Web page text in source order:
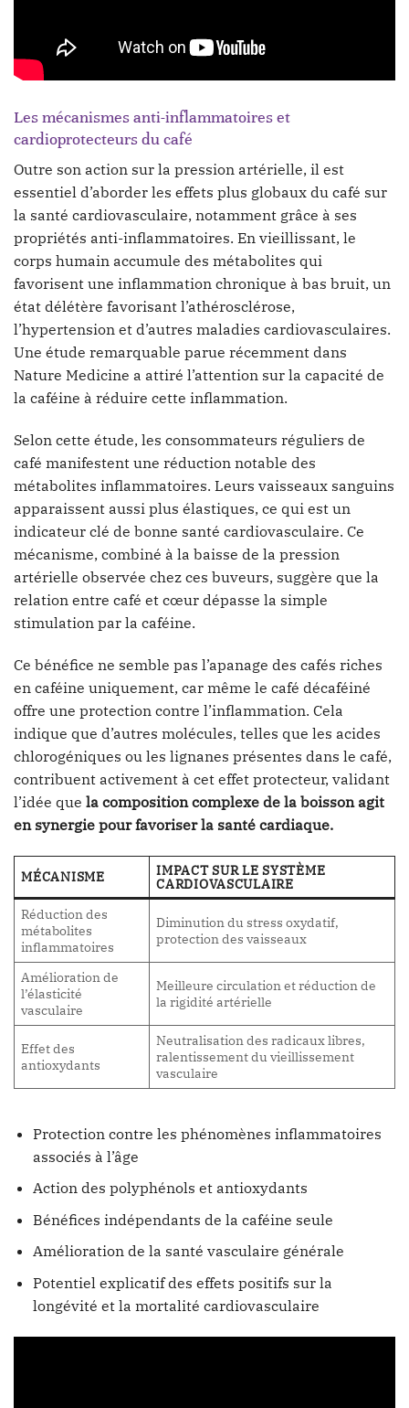
Les mécanismes anti-inflammatoires et
cardioprotecteurs du café
Outre son action sur la pression artérielle, il est
essentiel d’aborder les effets plus globaux du café sur
la santé cardiovasculaire, notamment grâce à ses
propriétés anti-inflammatoires. En vieillissant, le
corps humain accumule des métabolites qui
favorisent une inflammation chronique à bas bruit, un
état délétère favorisant l’athérosclérose,
l’hypertension et d’autres maladies cardiovasculaires.
Une étude remarquable parue récemment dans
Nature Medicine a attiré l’attention sur la capacité de
la caféine à réduire cette inflammation.
Selon cette étude, les consommateurs réguliers de
café manifestent une réduction notable des
métabolites inflammatoires. Leurs vaisseaux sanguins
apparaissent aussi plus élastiques, ce qui est un
indicateur clé de bonne santé cardiovasculaire. Ce
mécanisme, combiné à la baisse de la pression
artérielle observée chez ces buveurs, suggère que la
relation entre café et cœur dépasse la simple
stimulation par la caféine.
Ce bénéfice ne semble pas l’apanage des cafés riches
en caféine uniquement, car même le café décaféiné
offre une protection contre l’inflammation. Cela
indique que d’autres molécules, telles que les acides
chlorogéniques ou les lignanes présentes dans le café,
contribuent activement à cet effet protecteur, validant
l’idée que la composition complexe de la boisson agit
en synergie pour favoriser la santé cardiaque.
MÉCANISME IMPACT SUR LE SYSTÈME
CARDIOVASCULAIRE
Réduction des
métabolites
inflammatoires
Diminution du stress oxydatif,
protection des vaisseaux
Amélioration de
l’élasticité
vasculaire
Meilleure circulation et réduction de
la rigidité artérielle
Effet des
antioxydants
Neutralisation des radicaux libres,
ralentissement du vieillissement
vasculaire
Protection contre les phénomènes inflammatoires
associés à l’âge
Action des polyphénols et antioxydants
Bénéfices indépendants de la caféine seule
Amélioration de la santé vasculaire générale
Potentiel explicatif des effets positifs sur la
longévité et la mortalité cardiovasculaire